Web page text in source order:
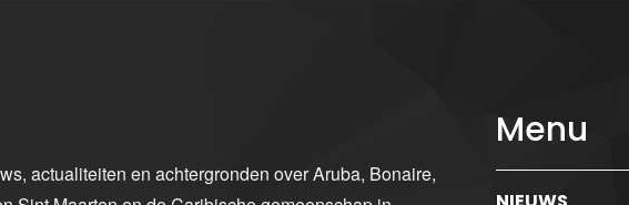
actualiteiten en achtergronden over Aruba, Bonaire,
Menu